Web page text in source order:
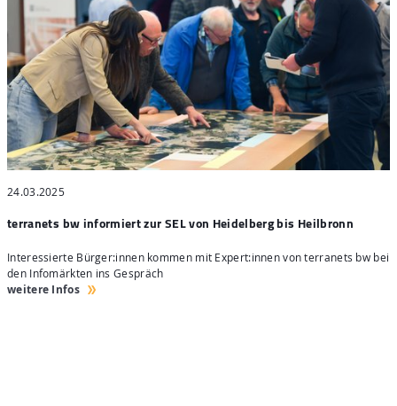
24.03.2025
terranets bw informiert zur SEL von Heidelberg bis Heilbronn
Interessierte Bürger:innen kommen mit Expert:innen von terranets bw bei
den Infomärkten ins Gespräch
weitere Infos